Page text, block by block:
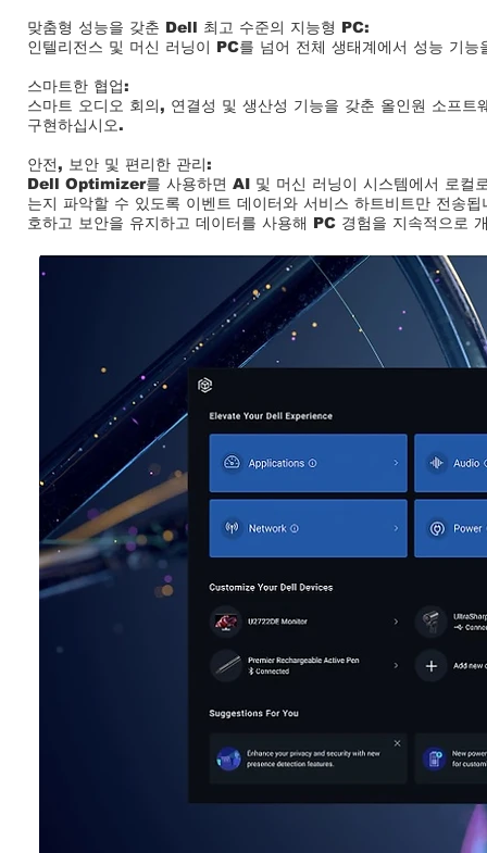
맞춤형 성능을 갖춘 Dell 최고 수준의 지능형 PC:
인텔리전스 및 머신 러닝이 PC를 넘어 전체 생태계에서 성능 기능
스마트한 협업:
스마트 오디오 회의, 연결성 및 생산성 기능을 갖춘 올인원 소프
구현하십시오.
안전, 보안 및 편리한 관리:
Dell Optimizer를 사용하면 AI 및 머신 러닝이 시스템에서 로컬
는지 파악할 수 있도록 이벤트 데이터와 서비스 하트비트만 전송
호하고 보안을 유지하고 데이터를 사용해 PC 경험을 지속적으로